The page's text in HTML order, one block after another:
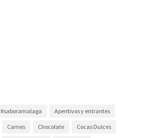
#saboramalaga Aperitivos y entrantes
Carnes Chocolate Cocas Dulces